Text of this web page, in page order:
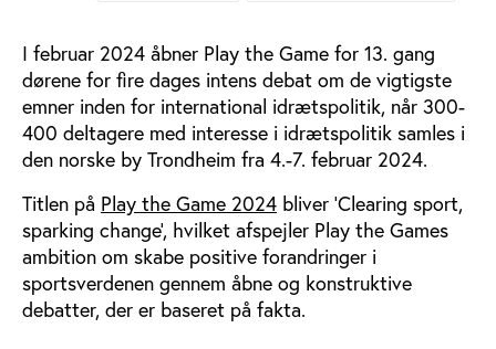
I februar 2024 åbner Play the Game for 13. gang
dørene for fire dages intens debat om de vigtigste
emner inden for international idrætspolitik, når 300-
400 deltagere med interesse i idrætspolitik samles i
den norske by Trondheim fra 4.-7. februar 2024.
Titlen på Play the Game 2024 bliver ’Clearing sport,
sparking change’, hvilket afspejler Play the Games
ambition om skabe positive forandringer i
sportsverdenen gennem åbne og konstruktive
debatter, der er baseret på fakta.